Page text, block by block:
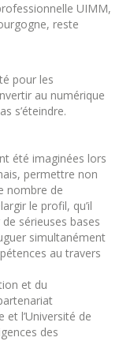
UIMM,
reste
pour les
au numérique
s’éteindre.
été imaginées lors
permettre non
nombre de
le profil, qu’il
de sérieuses bases
simultanément
au travers
et du
l’Université de
des